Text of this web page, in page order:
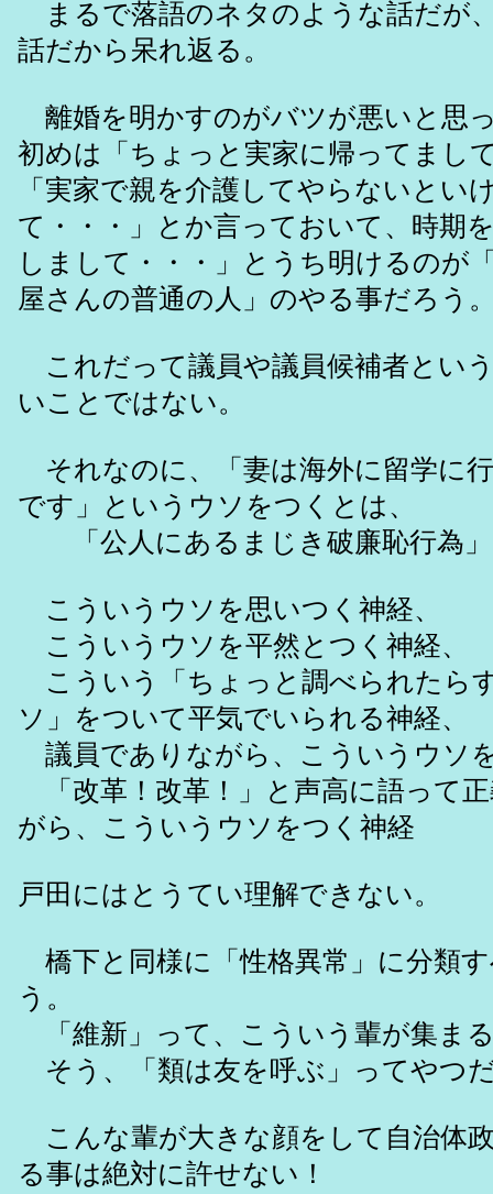
まるで落語のネタのような話だが
話だから呆れ返る。
離婚を明かすのがバツが悪いと思
初めは「ちょっと実家に帰ってまし
「実家で親を介護してやらないとい
て・・・」とか言っておいて、時期
しまして・・・」とうち明けるのが
屋さんの普通の人」のやる事だろう
これだって議員や議員候補者とい
いことではない。
それなのに、「妻は海外に留学に
です」というウソをつくとは、
「公人にあるまじき破廉恥行為」
こういうウソを思いつく神経、
こういうウソを平然とつく神経、
こういう「ちょっと調べられたら
ソ」をついて平気でいられる神経、
議員でありながら、こういうウソ
「改革！改革！」と声高に語って
がら、こういうウソをつく神経
戸田にはとうてい理解できない。
橋下と同様に「性格異常」に分類
う。
「維新」って、こういう輩が集ま
そう、「類は友を呼ぶ」ってやつ
こんな輩が大きな顔をして自治体
る事は絶対に許せない！